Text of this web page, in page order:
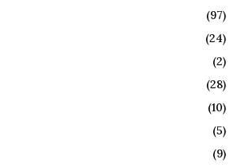
(97)
(24)
(2)
(28)
(10)
(5)
(9)